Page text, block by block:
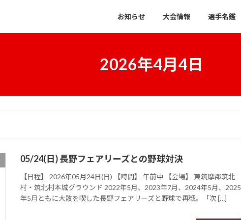
お知らせ 大会情報 選手名鑑
2026年4月4日
05/24(日) 長野フェアリーズとの野球対決
【日程】 2026年05月24日(日) 【時間】 午前中 【会場】 東筑摩郡筑北
村・筑北村本城グラウンド 2022年5月、2023年7月、2024年5月、2025
年5月ともに大敗を喫した長野フェアリーズと野球で再戦。「次 […]